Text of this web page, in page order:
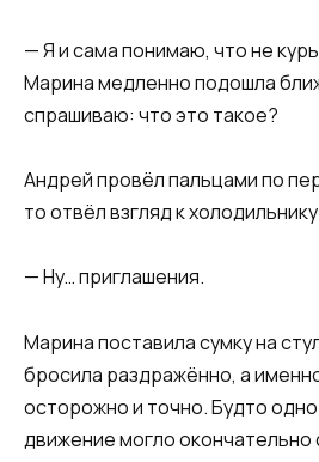
— Я и сама понимаю, что не
Марина медленно подошла
спрашиваю: что это такое?
Андрей провёл пальцами по
то отвёл взгляд к
— Ну… приглашения.
Марина поставила сумку на
бросила раздражённо, а
осторожно и точно. Будто
движение могло окончательно